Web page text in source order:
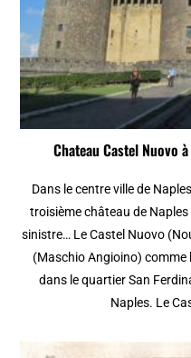
Chateau Castel Nuovo
Dans le centre ville de
troisième château de
sinistre… Le Castel Nuovo
(Maschio Angioino) comme
dans le quartier San
Naples. Le